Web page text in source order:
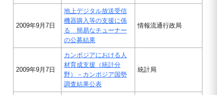
2009年9月7日
地上デジタル放送受信
機器購入等の支援に係
る 簡易なチューナー
の公募結果
情報流通行政局
2009年9月7日
カンボジアにおける人
材育成支援（統計分
野）－カンボジア国勢
調査結果公表
統計局